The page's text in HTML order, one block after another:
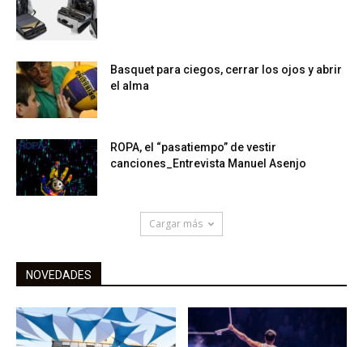
Basquet para ciegos, cerrar los ojos y abrir
el alma
ROPA, el “pasatiempo” de vestir
canciones_Entrevista Manuel Asenjo
Cargar más
NOVEDADES